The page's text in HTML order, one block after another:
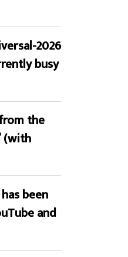
2026
busy
the
(with
been
and